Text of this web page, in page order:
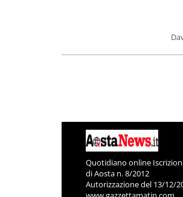
Quotidiano online
di Aosta n. 8/2012
Autorizzazione del 13/12/